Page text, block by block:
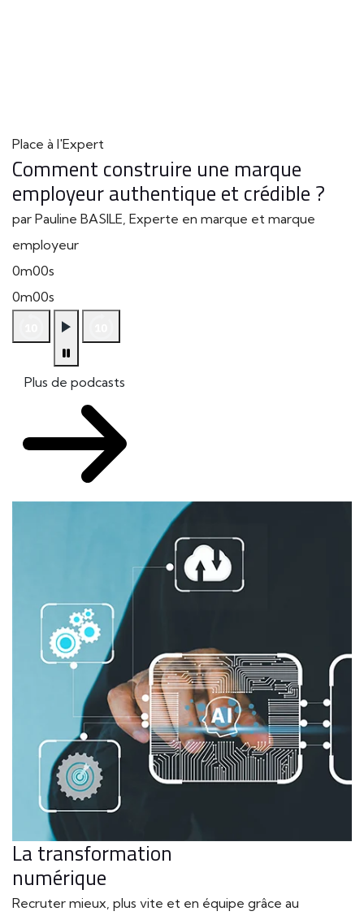
Place à l'Expert
Comment construire une marque
employeur authentique et crédible ?
par Pauline BASILE, Experte en marque et marque
employeur
0m00s
0m00s
Plus de podcasts
La transformation
numérique
Recruter mieux, plus vite et en équipe grâce au